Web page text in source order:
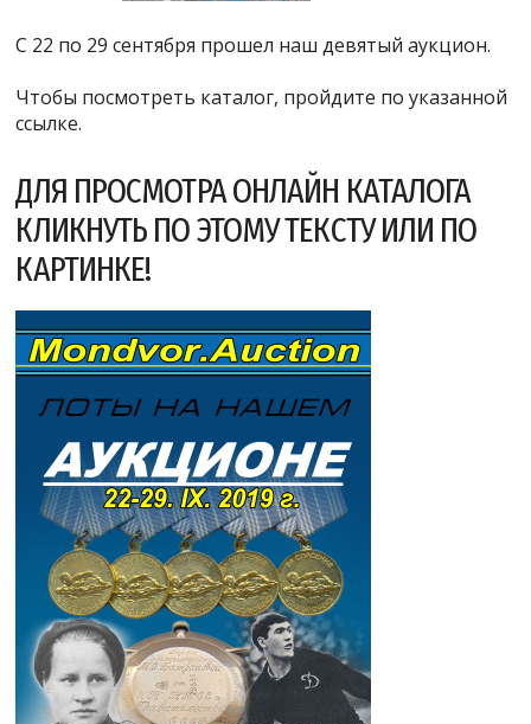
С 22 по 29 сентября прошел наш девятый аукцион.
Чтобы посмотреть каталог, пройдите по указанной
ссылке.
ДЛЯ ПРОСМОТРА ОНЛАЙН КАТАЛОГА
КЛИКНУТЬ ПО ЭТОМУ ТЕКСТУ ИЛИ ПО
КАРТИНКЕ!